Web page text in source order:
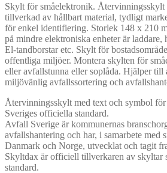
Skylt för småelektronik. Återvinningsskylt
tillverkad av hållbart material, tydligt
för enkel identifiering. Storlek 148 x 210
på mindre elektroniska enheter är
El-tandborstar etc. Skylt för
offentliga miljöer. Montera skylten för
eller avfallstunna eller soplåda. Hjälper till
miljövänlig avfallssortering och
Återvinningsskylt med text och symbol
Sveriges officiella standard.
Avfall Sverige är kommunernas
avfallshantering och har, i samarbete med
Danmark och Norge, utvecklat och tagit
Skyltdax är officiell tillverkaren av skyltar
standard.